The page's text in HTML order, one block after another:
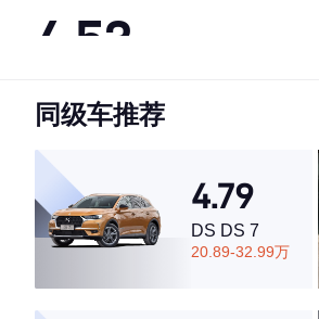
4.53
·外观表现一般，低于57%同级车
·空间表现较为优秀，优于64%同级车
同级车推荐
4.79
DS DS 7
20.89-32.99万